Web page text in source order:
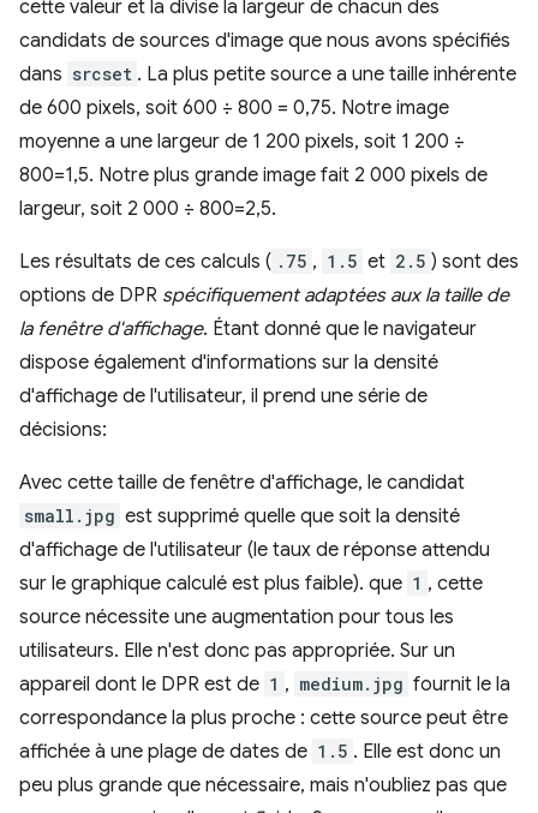
cette valeur et la divise la largeur de chacun des
candidats de sources d'image que nous avons spécifiés
dans srcset . La plus petite source a une taille inhérente
de 600 pixels, soit 600 ÷ 800 = 0,75. Notre image
moyenne a une largeur de 1 200 pixels, soit 1 200 ÷
800=1,5. Notre plus grande image fait 2 000 pixels de
largeur, soit 2 000 ÷ 800=2,5.
Les résultats de ces calculs ( .75 , 1.5 et 2.5 ) sont des
options de DPR spécifiquement adaptées aux la taille de
la fenêtre d'affichage. Étant donné que le navigateur
dispose également d'informations sur la densité
d'affichage de l'utilisateur, il prend une série de
décisions:
Avec cette taille de fenêtre d'affichage, le candidat
small.jpg est supprimé quelle que soit la densité
d'affichage de l'utilisateur (le taux de réponse attendu
sur le graphique calculé est plus faible). que 1 , cette
source nécessite une augmentation pour tous les
utilisateurs. Elle n'est donc pas appropriée. Sur un
appareil dont le DPR est de 1 , medium.jpg fournit le la
correspondance la plus proche : cette source peut être
affichée à une plage de dates de 1.5 . Elle est donc un
peu plus grande que nécessaire, mais n'oubliez pas que